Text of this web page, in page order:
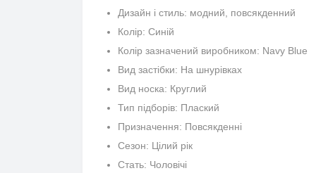
Дизайн і стиль: модний, повсякденний
Колір: Синій
Колір зазначений виробником: Navy Blue
Вид застібки: На шнурівках
Вид носка: Круглий
Тип підборів: Плаский
Призначення: Повсякденні
Сезон: Цілий рік
Стать: Чоловічі